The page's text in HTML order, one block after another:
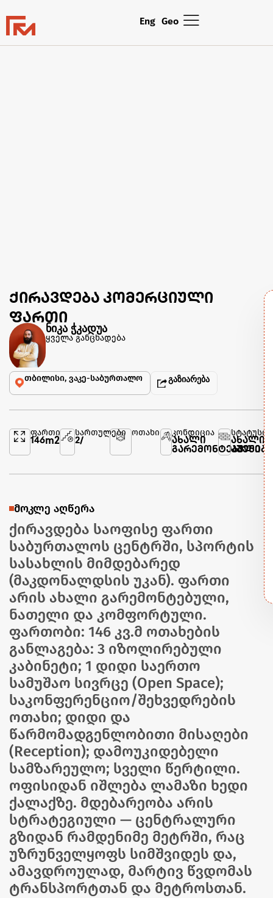
Eng Geo
ქირავდება კომერციული
ფართი
ნიკა ჭკადუა
ყველა განცხადება
თბილისი, ვაკე-საბურთალო გაზიარება
ფართი
146m2
სართულები
2/
ოთახი კონდიცია
ახალი
გარემონტებული
სტატუსი
ახალი
მოკლე აღწერა
ქირავდება საოფისე ფართი
საბურთალოს ცენტრში, სპორტის
სასახლის მიმდებარედ
(მაკდონალდსის უკან). ფართი
არის ახალი გარემონტებული,
ნათელი და კომფორტული.
ფართობი: 146 კვ.მ ოთახების
განლაგება: 3 იზოლირებული
კაბინეტი; 1 დიდი საერთო
სამუშაო სივრცე (Open Space);
საკონფერენციო/შეხვედრების
ოთახი; დიდი და
წარმომადგენლობითი მისაღები
(Reception); დამოუკიდებელი
სამზარეულო; სველი წერტილი.
ოფისიდან იშლება ლამაზი ხედი
ქალაქზე. მდებარეობა არის
სტრატეგიული — ცენტრალური
გზიდან რამდენიმე მეტრში, რაც
უზრუნველყოფს სიმშვიდეს და,
ამავდროულად, მარტივ წვდომას
ტრანსპორტთან და მეტროსთან.